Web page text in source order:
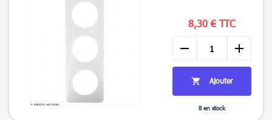
8,30 € TTC
remove add
 Ajouter
8 en stock